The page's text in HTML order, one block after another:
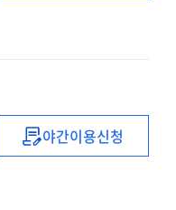
(2022년)
야간이용신청